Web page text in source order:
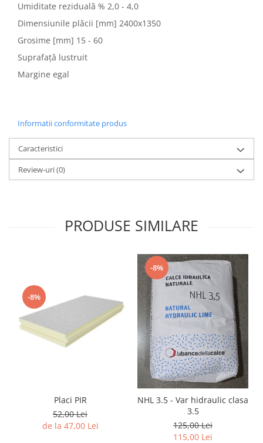
Umiditate reziduală % 2,0 - 4,0
Dimensiunile plăcii [mm] 2400x1350
Grosime [mm] 15 - 60
Suprafaţă lustruit
Margine egal
Informatii conformitate produs
Caracteristici
Review-uri(0)
PRODUSE SIMILARE
-8%
Placi PIR
52,00 Lei
de la 47,00 Lei
-8%
NHL 3.5 - Var hidraulic clasa
3.5
125,00 Lei
115,00 Lei